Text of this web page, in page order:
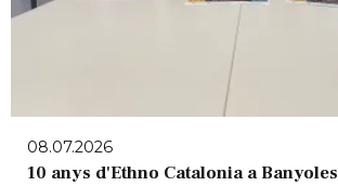
08.07.2026
10 anys d'Ethno Catalonia a Banyoles